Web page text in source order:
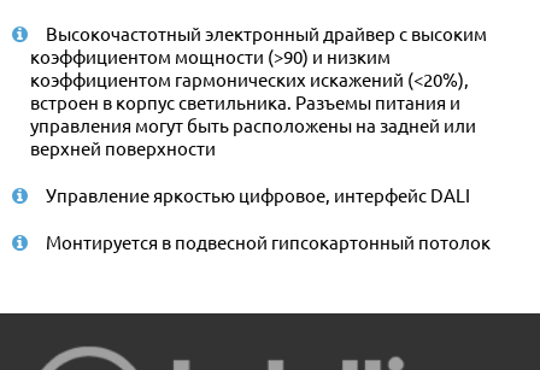
Высокочастотный электронный драйвер с высоким
коэффициентом мощности (>90) и низким
коэффициентом гармонических искажений (<20%),
встроен в корпус светильника. Разъемы питания и
управления могут быть расположены на задней или
верхней поверхности
Управление яркостью цифровое, интерфейс DALI
Монтируется в подвесной гипсокартонный потолок